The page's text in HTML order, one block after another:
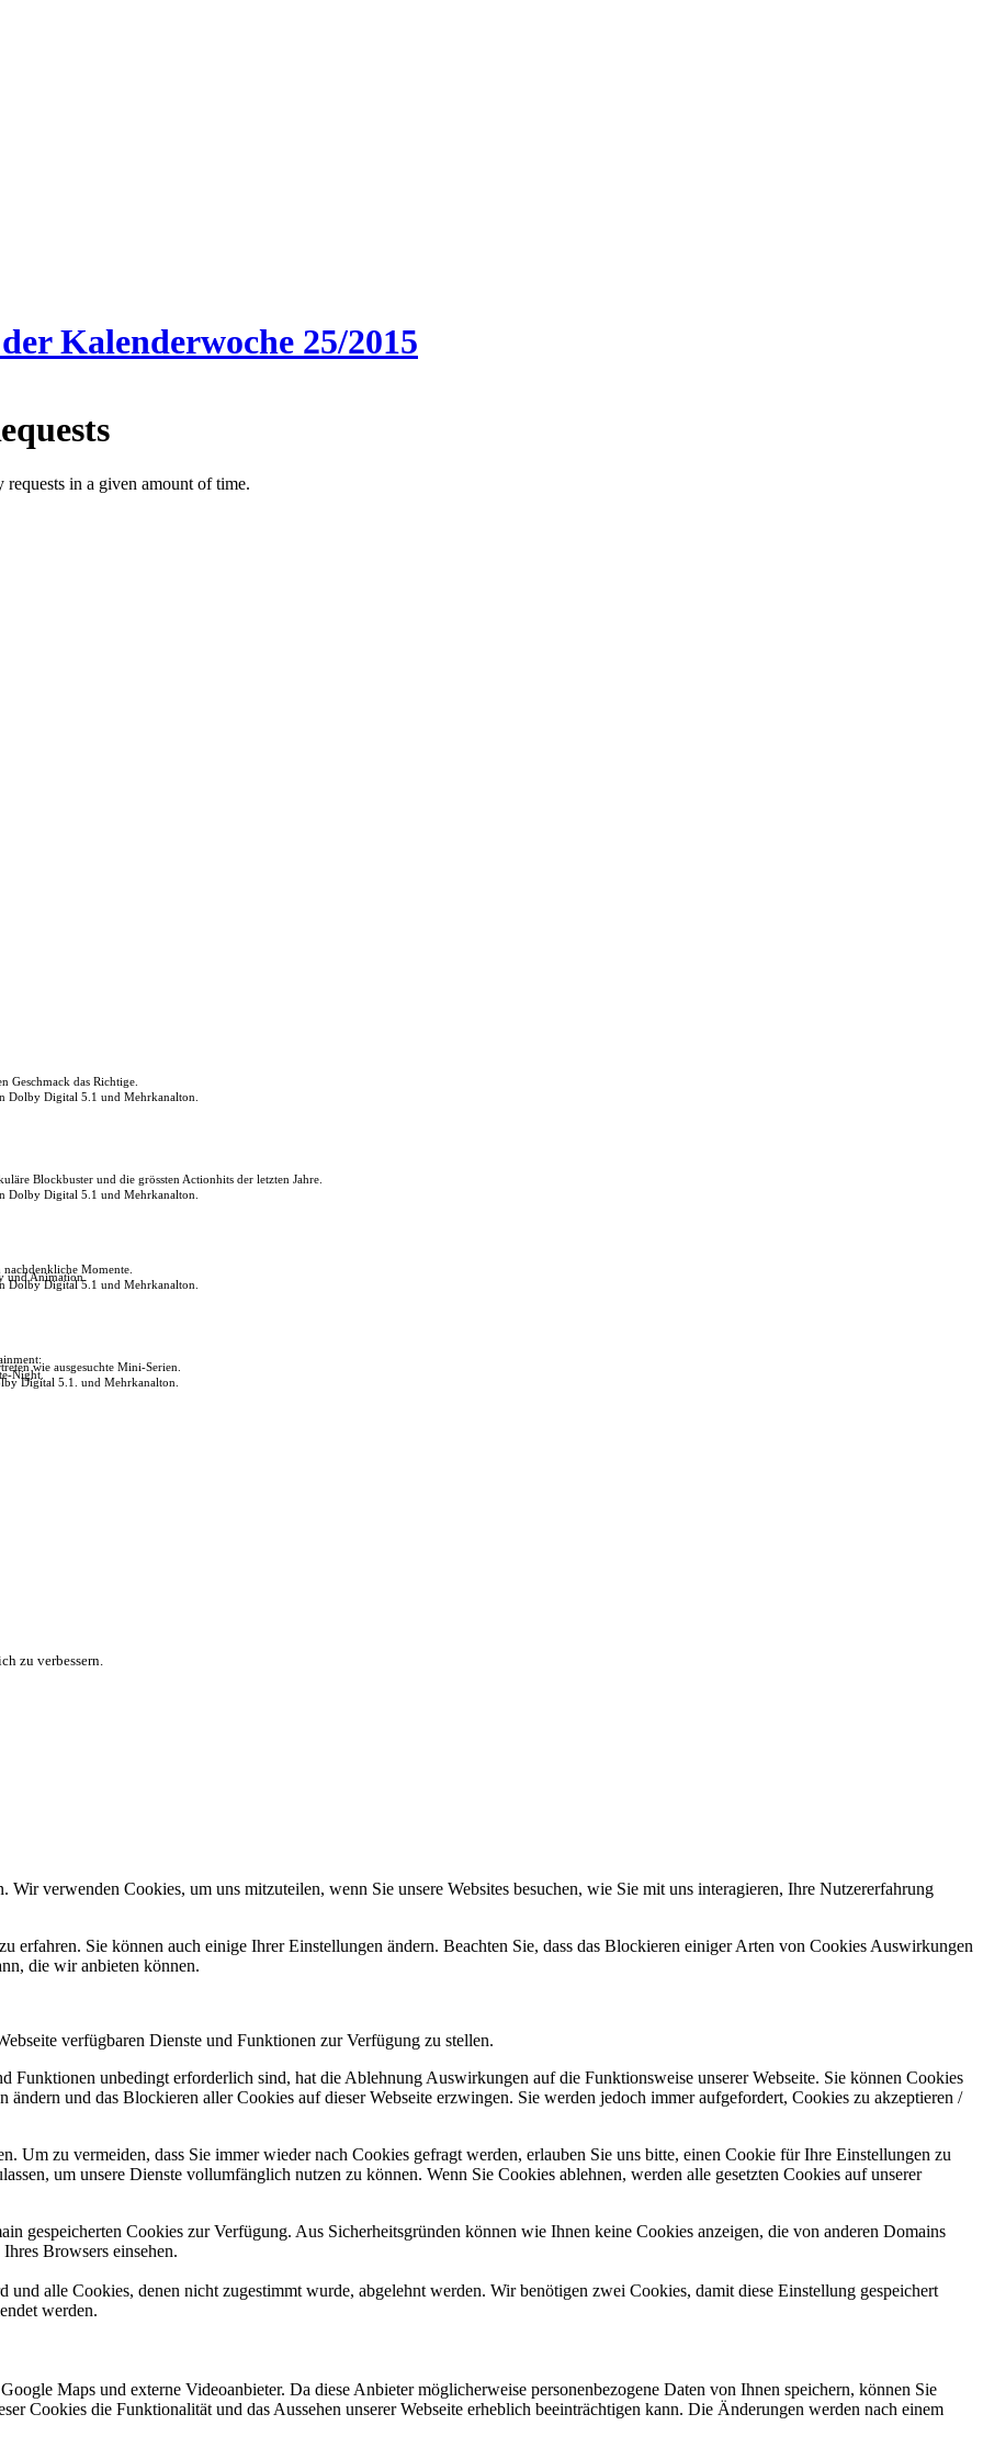
Kalenderwoche 25/2015
Geschmack das Richtige.
Dolby Digital 5.1 und Mehrkanalton.
Blockbuster und die grössten Actionhits der letzten Jahre.
Dolby Digital 5.1 und Mehrkanalton.
Momente.
und Animation.
Dolby Digital 5.1 und Mehrkanalton.
wie ausgesuchte Mini-Serien.
Night.
Digital 5.1. und Mehrkanalton.
zu verbessern.
verwenden Cookies, um uns mitzuteilen, wenn Sie unsere Websites besuchen, wie Sie mit uns interagieren, Ihre Nutzererfahrung
erfahren. Sie können auch einige Ihrer Einstellungen ändern. Beachten Sie, dass das Blockieren einiger Arten von Cookies Auswirkungen
die wir anbieten können.
verfügbaren Dienste und Funktionen zur Verfügung zu stellen.
Funktionen unbedingt erforderlich sind, hat die Ablehnung Auswirkungen auf die Funktionsweise unserer Webseite. Sie können Cookies
und das Blockieren aller Cookies auf dieser Webseite erzwingen. Sie werden jedoch immer aufgefordert, Cookies zu akzeptieren /
Um zu vermeiden, dass Sie immer wieder nach Cookies gefragt werden, erlauben Sie uns bitte, einen Cookie für Ihre Einstellungen zu
um unsere Dienste vollumfänglich nutzen zu können. Wenn Sie Cookies ablehnen, werden alle gesetzten Cookies auf unserer
gespeicherten Cookies zur Verfügung. Aus Sicherheitsgründen können wie Ihnen keine Cookies anzeigen, die von anderen Domains
Browsers einsehen.
alle Cookies, denen nicht zugestimmt wurde, abgelehnt werden. Wir benötigen zwei Cookies, damit diese Einstellung gespeichert
werden.
Maps und externe Videoanbieter. Da diese Anbieter möglicherweise personenbezogene Daten von Ihnen speichern, können Sie
Cookies die Funktionalität und das Aussehen unserer Webseite erheblich beeinträchtigen kann. Die Änderungen werden nach einem